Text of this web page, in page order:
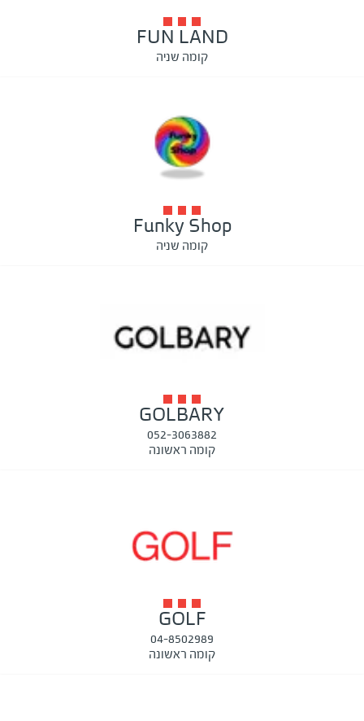
FUN LAND
קומה שניה
Funky Shop
קומה שניה
GOLBARY
052-3063882
קומה ראשונה
GOLF
04-8502989
קומה ראשונה